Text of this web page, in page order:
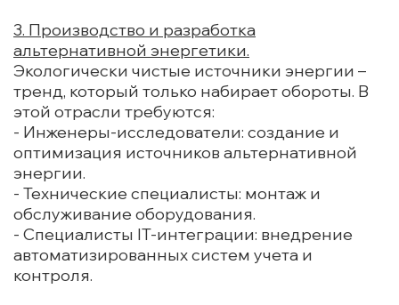
3. Производство и разработка
альтернативной энергетики.
Экологически чистые источники энергии –
тренд, который только набирает обороты. В
этой отрасли требуются:
- Инженеры-исследователи: создание и
оптимизация источников альтернативной
энергии.
- Технические специалисты: монтаж и
обслуживание оборудования.
- Специалисты IT-интеграции: внедрение
автоматизированных систем учета и
контроля.